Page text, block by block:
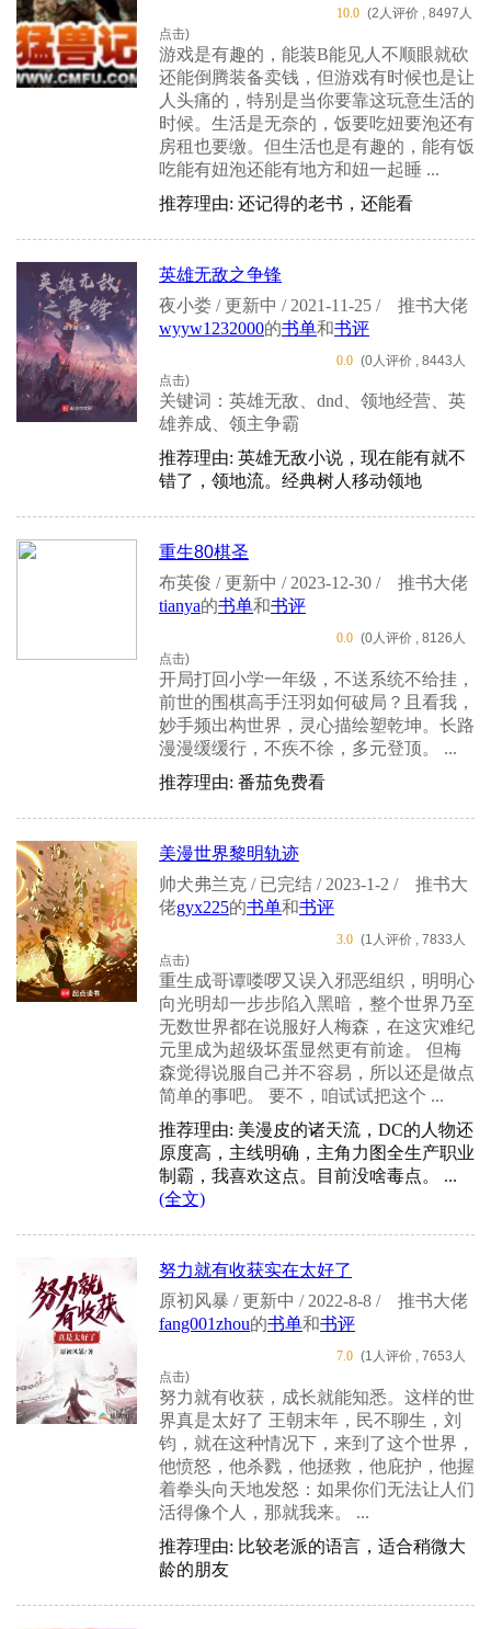
10.0 (2人评价 , 8497人
点击)
游戏是有趣的，能装B能见人不顺眼就砍
还能倒腾装备卖钱，但游戏有时候也是让
人头痛的，特别是当你要靠这玩意生活的
时候。生活是无奈的，饭要吃妞要泡还有
房租也要缴。但生活也是有趣的，能有饭
吃能有妞泡还能有地方和妞一起睡 ...
推荐理由: 还记得的老书，还能看
英雄无敌之争锋
夜小娄 / 更新中 / 2021-11-25 /
推书大佬
wyyw1232000的书单和书评
0.0 (0人评价 , 8443人
点击)
关键词：英雄无敌、dnd、领地经营、英
雄养成、领主争霸
推荐理由: 英雄无敌小说，现在能有就不
错了，领地流。经典树人移动领地
重生80棋圣
布英俊 / 更新中 / 2023-12-30 /
推书大佬
tianya的书单和书评
0.0 (0人评价 , 8126人
点击)
开局打回小学一年级，不送系统不给挂，
前世的围棋高手汪羽如何破局？且看我，
妙手频出构世界，灵心描绘塑乾坤。长路
漫漫缓缓行，不疾不徐，多元登顶。 ...
推荐理由: 番茄免费看
美漫世界黎明轨迹
帅犬弗兰克 / 已完结 / 2023-1-2 /
推书大
佬gyx225的书单和书评
3.0 (1人评价 , 7833人
点击)
重生成哥谭喽啰又误入邪恶组织，明明心
向光明却一步步陷入黑暗，整个世界乃至
无数世界都在说服好人梅森，在这灾难纪
元里成为超级坏蛋显然更有前途。 但梅
森觉得说服自己并不容易，所以还是做点
简单的事吧。 要不，咱试试把这个 ...
推荐理由: 美漫皮的诸天流，DC的人物还
原度高，主线明确，主角力图全生产职业
制霸，我喜欢这点。目前没啥毒点。 ...
(全文)
努力就有收获实在太好了
原初风暴 / 更新中 / 2022-8-8 /
推书大佬
fang001zhou的书单和书评
7.0 (1人评价 , 7653人
点击)
努力就有收获，成长就能知悉。这样的世
界真是太好了 王朝末年，民不聊生，刘
钧，就在这种情况下，来到了这个世界，
他愤怒，他杀戮，他拯救，他庇护，他握
着拳头向天地发怒：如果你们无法让人们
活得像个人，那就我来。 ...
推荐理由: 比较老派的语言，适合稍微大
龄的朋友